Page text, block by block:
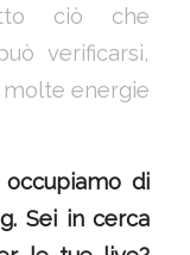
ciò che
verificarsi,
energie
di
Sei in cerca